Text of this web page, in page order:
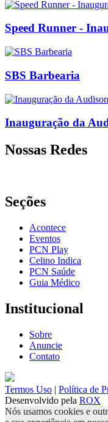
Speed Runner -
SBS Barbearia
Inauguração da
Nossas Redes
Seções
Acontece
Eventos
PCN Play
Celino Indica
PCN Saúde
Guia Médico
Institucional
Sobre
Anuncie
Contato
Termos Uso | Política de
Desenvolvido pela ROX
Nós usamos cookies e